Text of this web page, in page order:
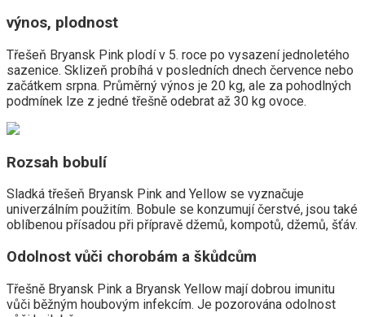
výnos, plodnost
Třešeň Bryansk Pink plodí v 5. roce po vysazení jednoletého
sazenice. Sklizeň probíhá v posledních dnech července nebo
začátkem srpna. Průměrný výnos je 20 kg, ale za pohodlných
podmínek lze z jedné třešně odebrat až 30 kg ovoce.
Rozsah bobulí
Sladká třešeň Bryansk Pink and Yellow se vyznačuje
univerzálním použitím. Bobule se konzumují čerstvé, jsou také
oblíbenou přísadou při přípravě džemů, kompotů, džemů, šťáv.
Odolnost vůči chorobám a škůdcům
Třešně Bryansk Pink a Bryansk Yellow mají dobrou imunitu
vůči běžným houbovým infekcím. Je pozorována odolnost